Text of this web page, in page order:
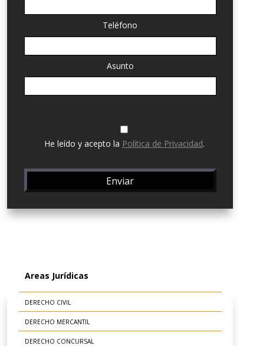
Teléfono
Asunto
He leído y acepto la Política de Privacidad.
Areas Jurídicas
DERECHO CIVIL
DERECHO MERCANTIL
DERECHO CONCURSAL